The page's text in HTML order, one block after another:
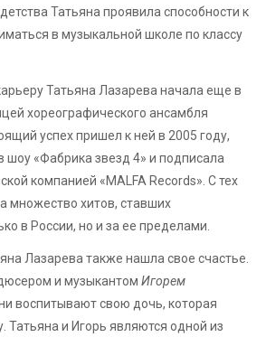
Татьяна проявила способности к
в музыкальной школе по классу
Татьяна Лазарева начала еще в
хореографического ансамбля
успех пришел к ней в 2005 году,
шоу «Фабрика звезд 4» и подписала
компанией «MALFA Records». С тех
множество хитов, ставших
в России, но и за ее пределами.
Лазарева также нашла свое счастье.
и музыкантом Игорем
воспитывают свою дочь, которая
Татьяна и Игорь являются одной из